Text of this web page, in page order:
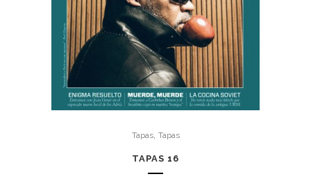
Tapas, Tapas
TAPAS 16